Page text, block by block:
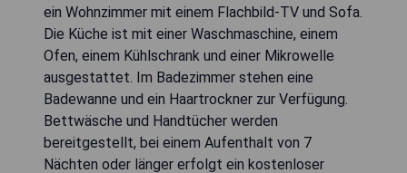
ein Wohnzimmer mit einem Flachbild-TV und Sofa.
Die Küche ist mit einer Waschmaschine, einem
Ofen, einem Kühlschrank und einer Mikrowelle
ausgestattet. Im Badezimmer stehen eine
Badewanne und ein Haartrockner zur Verfügung.
Bettwäsche und Handtücher werden
bereitgestellt, bei einem Aufenthalt von 7
Nächten oder länger erfolgt ein kostenloser